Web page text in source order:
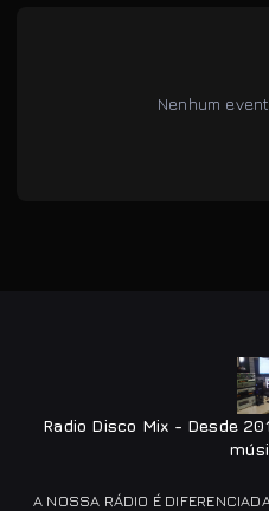
Nenhum
Radio Disco Mix - Desde
A NOSSA RÁDIO É